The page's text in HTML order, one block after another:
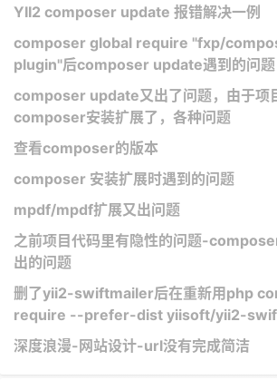
YII2 composer update 报错解决一例
composer global require "fxp/
plugin"后composer update遇到的问题
composer update又出了问题，由于项
composer安装扩展了，各种问题
查看composer的版本
composer 安装扩展时遇到的问题
mpdf/mpdf扩展又出问题
之前项目代码里有隐性的问题-
出的问题
删了yii2-swiftmailer后在重新用php
require --prefer-dist yiisoft/yii2-
深度浪漫-网站设计-url没有完成简洁